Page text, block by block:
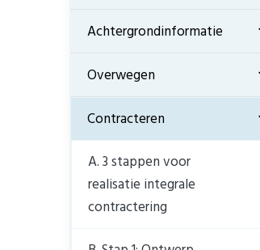
Achtergrondinformatie
Overwegen
Contracteren
A. 3 stappen voor
realisatie integrale
contractering